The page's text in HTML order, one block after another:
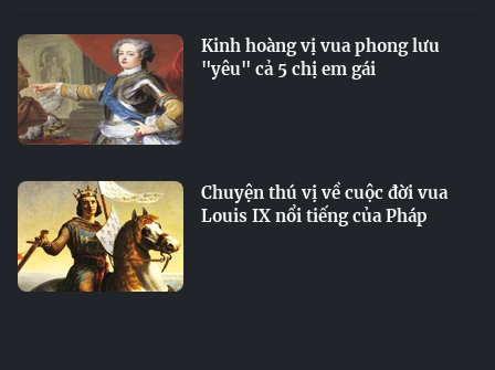
Kinh hoàng vị vua phong lưu
"yêu" cả 5 chị em gái
Chuyện thú vị về cuộc đời vua
Louis IX nổi tiếng của Pháp